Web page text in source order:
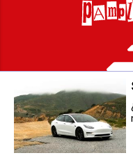
Cómo evitar el aburrimiento
viaje largo en tren